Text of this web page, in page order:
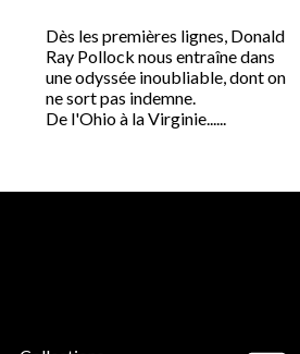
Dès les premières lignes, Donald
Ray Pollock nous entraîne dans
une odyssée inoubliable, dont on
ne sort pas indemne.
De l'Ohio à la Virginie......